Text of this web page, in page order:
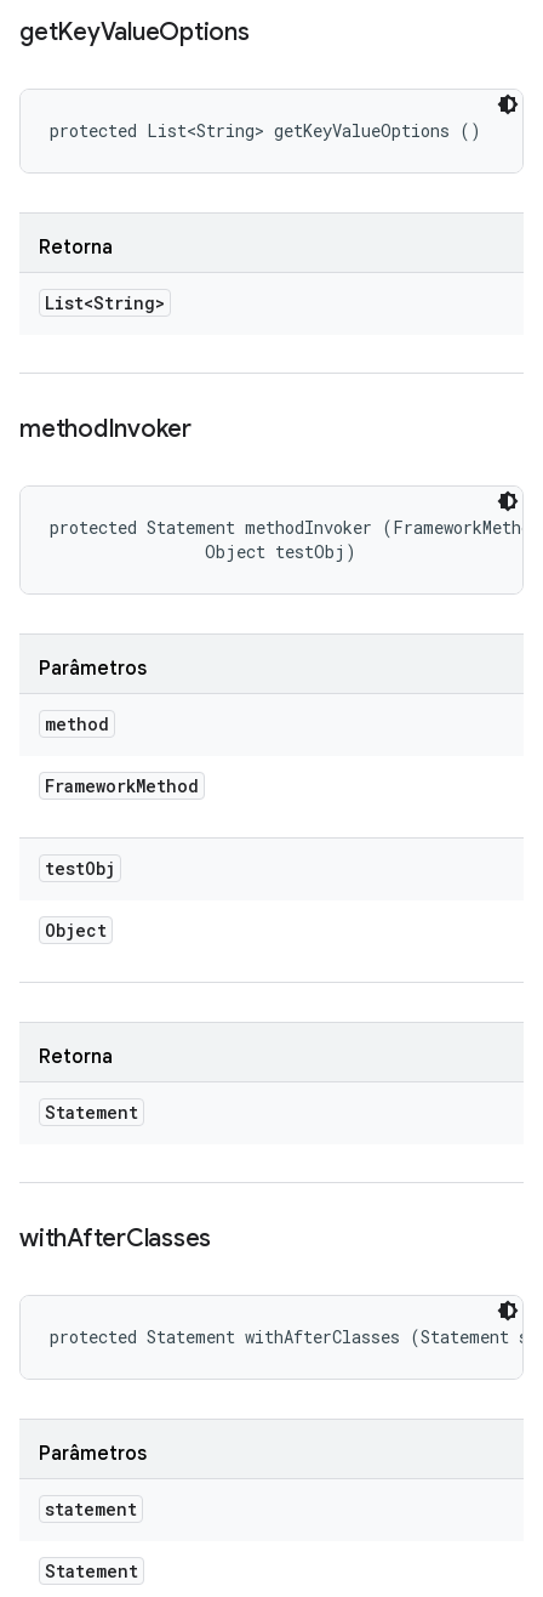
getKeyValueOptions
protected List<String> getKeyValueOptions ()
Retorna
List<String>
methodInvoker
protected Statement methodInvoker
                Object testObj)
Parâmetros
method
FrameworkMethod
testObj
Object
Retorna
Statement
withAfterClasses
protected Statement withAfterClasses (Statement
Parâmetros
statement
Statement